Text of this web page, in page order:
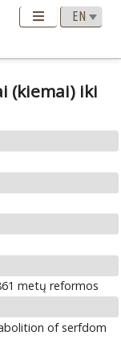
(kiemai) iki
metų reformos
of serfdom